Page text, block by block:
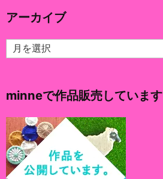
ー
アーカイブ
ア
ー
ブ
minneで作品販売しています